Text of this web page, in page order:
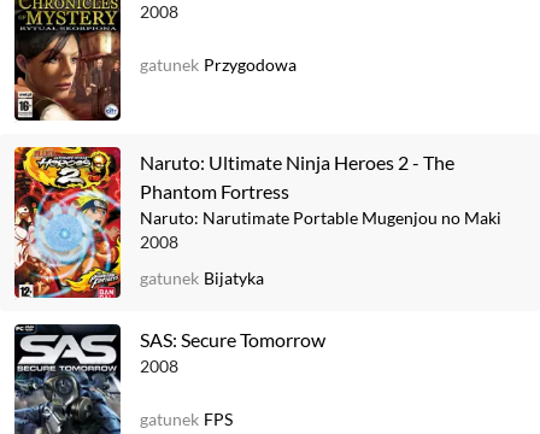
2008
gatunek Przygodowa
Naruto: Ultimate Ninja Heroes 2 - The
Phantom Fortress
Naruto: Narutimate Portable Mugenjou no Maki
2008
gatunek Bijatyka
SAS: Secure Tomorrow
2008
gatunek FPS